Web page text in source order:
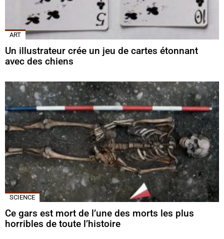
ART
Un illustrateur crée un jeu de cartes étonnant
avec des chiens
SCIENCE
Ce gars est mort de l’une des morts les plus
horribles de toute l’histoire